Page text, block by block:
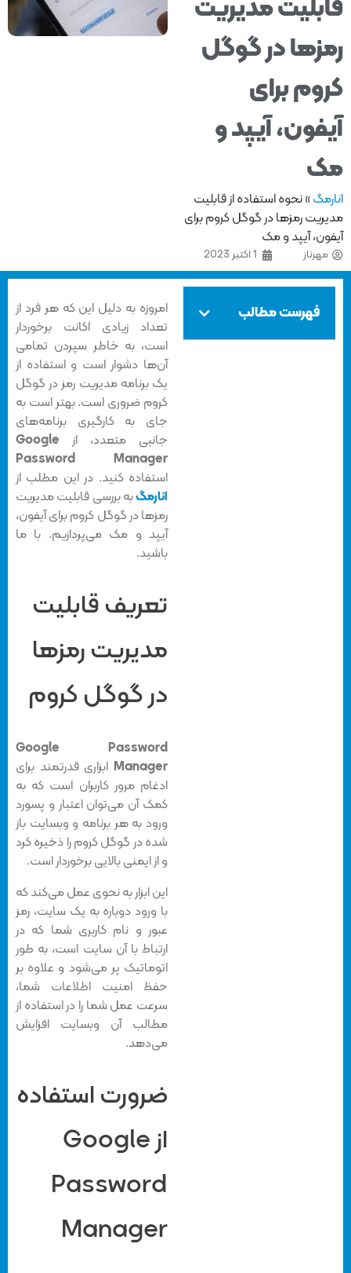
مدیریت
در گوگل
برای
آیپد و
»نحوه استفاده از قابلیت
رمزها در گوگل کروم برای
آیپد و مک
مهرناز
فهرست مطالب
امروزه به دلیل این که هر فرد از
تعداد زیادی اکانت برخوردار
است، به خاطر سپردن تمامی
آن‌ها دشوار است و استفاده از
یک برنامه مدیریت رمز در گوگل
کروم ضروری است. بهتر است به
جای به کارگیری برنامه‌های
جانبی متعدد، از
Google
Password Manager
استفاده کنید. در این مطلب از
انارمگبه بررسی قابلیت مدیریت
رمزها در گوگل کروم برای آیفون،
آیپد و مک می‌پردازیم. با ما
باشید.
تعریف قابلیت
مدیریت رمزها
در گوگل کروم
Google Password
Managerابزاری قدرتمند برای
ادغام مرور کاربران است که به
کمک آن می‌توان اعتبار و پسورد
ورود به هر برنامه و وبسایت باز
شده در گوگل کروم را ذخیره کرد
و از ایمنی بالایی برخوردار است.
این ابزار به نحوی عمل می‌کند که
با ورود دوباره به یک سایت، رمز
عبور و نام کاربری شما که در
ارتباط با آن سایت است، به طور
اتوماتیک پر می‌شود و علاوه بر
حفظ امنیت اطلاعات شما،
سرعت عمل شما را در استفاده از
مطالب آن وبسایت افزایش
می‌دهد.
ضرورت استفاده
از Google
Password
Manager